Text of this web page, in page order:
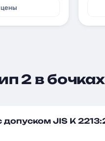
2 в бочках
допуском JIS K